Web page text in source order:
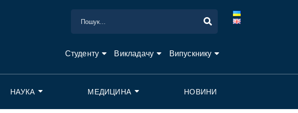
Студенту Викладачу Випускнику
НАУКА МЕДИЦИНА НОВИНИ